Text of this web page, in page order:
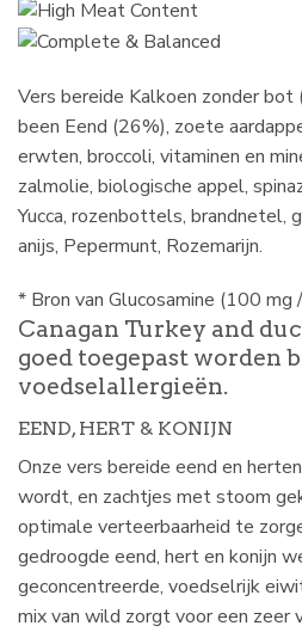
Vers bereide Kalkoen zonder
been Eend (26%), zoete
erwten, broccoli, vitaminen en
zalmolie, biologische appel,
Yucca, rozenbottels, brandnetel,
anijs, Pepermunt, Rozemarijn.
* Bron van Glucosamine (100 mg
Canagan Turkey and
goed toegepast worden
voedselallergieën.
EEND, HERT & KONIJN
Onze vers bereide eend en
wordt, en zachtjes met stoom
optimale verteerbaarheid te
gedroogde eend, hert en konijn
geconcentreerde, voedselrijk
mix van wild zorgt voor een zeer